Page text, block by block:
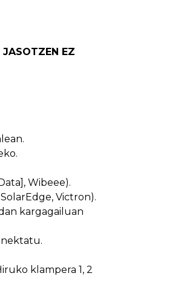
JASOTZEN EZ
Wibeee).
Victron).
kargagailuan
klampera 1, 2